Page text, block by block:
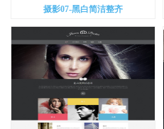
摄影07-黑白简洁整齐